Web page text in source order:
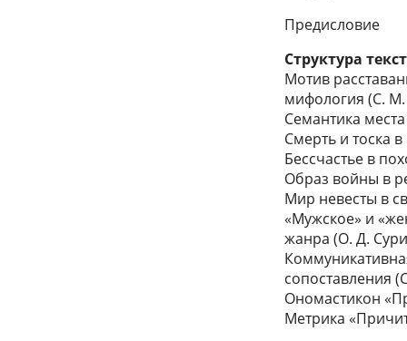
Предисловие
Структура
Мотив
мифология (С. М.
Семантика
Смерть и тоска
Бессчастье в
Образ войны в
Мир невесты в
«Мужское» и
жанра (О. Д.
сопоставления
Ономастикон
Метрика